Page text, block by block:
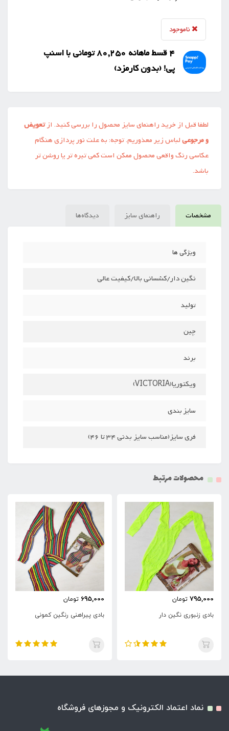
ناموجود
4 قسط ماهانه 80,250 تومانی با اسنپ
‌پی! (بدون کارمزد)
لطفا قبل از خرید راهنمای سایز محصول را بررسی کنید. از تعویض
و مرجوعیلباس زیر معذوریم. توجه: به علت نور پردازی هنگام
عکاسی رنگ واقعی محصول ممکن است کمی تیره تر یا روشن تر
باشد.
مشخصات راهنمای سایز دیدگاه‌ها
ویژگی ها
نگین دار/کشسانی بالا/کیفیت عالی
تولید
چین
برند
ویکتوریا(VICTORIA)
سایز بندی
فری سایز(مناسب سایز بدنی 34 تا 46)
محصولات مرتبط
795,000 تومان
بادی زنبوری نگین دار
695,000 تومان
بادی پیراهنی رنگین کمونی
نماد اعتماد الکترونیک و مجوزهای فروشگاه